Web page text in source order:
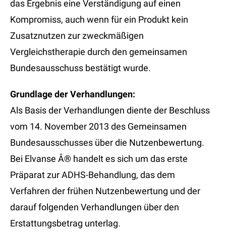
das Ergebnis eine Verständigung auf einen
Kompromiss, auch wenn für ein Produkt kein
Zusatznutzen zur zweckmäßigen
Vergleichstherapie durch den gemeinsamen
Bundesausschuss bestätigt wurde.
Grundlage der Verhandlungen:
Als Basis der Verhandlungen diente der Beschluss
vom 14. November 2013 des Gemeinsamen
Bundesausschusses über die Nutzenbewertung.
Bei Elvanse Â® handelt es sich um das erste
Präparat zur ADHS-Behandlung, das dem
Verfahren der frühen Nutzenbewertung und der
darauf folgenden Verhandlungen über den
Erstattungsbetrag unterlag.